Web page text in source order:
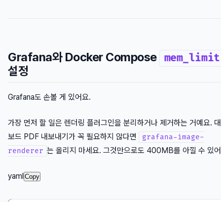
Grafana와 Docker Compose mem_limit
설정
Grafana도 손볼 게 있어요.
가장 먼저 할 일은 렌더링 플러그인을 분리하거나 제거하는 거예요.
보드 PDF 내보내기가 꼭 필요하지 않다면
grafana-image-
renderer 는 올리지 마세요. 그것만으로도 400MB를 아낄 수 있
yaml Copy